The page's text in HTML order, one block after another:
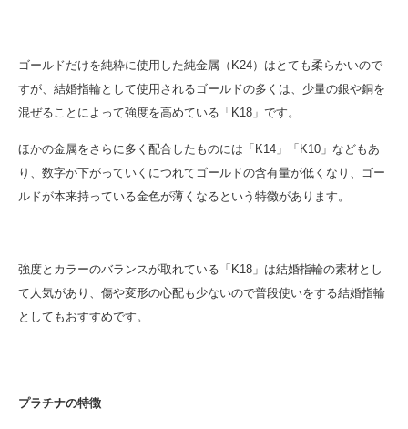
ゴールドだけを純粋に使用した純金属（K24）はとても柔らかいので
すが、結婚指輪として使用されるゴールドの多くは、少量の銀や銅を
混ぜることによって強度を高めている「K18」です。
ほかの金属をさらに多く配合したものには「K14」「K10」などもあ
り、数字が下がっていくにつれてゴールドの含有量が低くなり、ゴー
ルドが本来持っている金色が薄くなるという特徴があります。
強度とカラーのバランスが取れている「K18」は結婚指輪の素材とし
て人気があり、傷や変形の心配も少ないので普段使いをする結婚指輪
としてもおすすめです。
プラチナの特徴